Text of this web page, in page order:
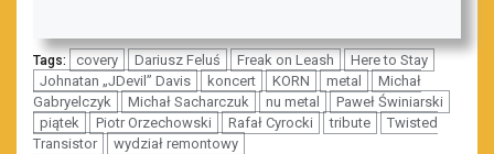
Tags: covery Dariusz Feluś Freak on Leash
Here to Stay
Johnatan „JDevil” Davis
koncert KORN metal
Michał
Gabryelczyk
Michał Sacharczuk nu metal
Paweł Świniarski
piątek
Piotr Orzechowski Rafał Cyrocki tribute
Twisted
Transistor
wydział remontowy